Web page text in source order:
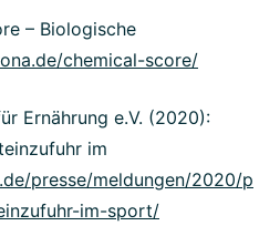
– Biologische
chemical-score/
Ernährung e.V. (2020):
im
presse/meldungen/2020/p
im-sport/